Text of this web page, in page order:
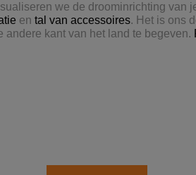
we de droominrichting van
en tal van accessoires. Het is ons
kant van het land te begeven.